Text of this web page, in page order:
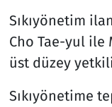
Sıkıyönetim
Cho Tae-yul ile
üst düzey
Sıkıyönetime